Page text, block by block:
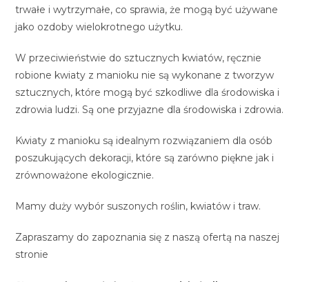
trwałe i wytrzymałe, co sprawia, że mogą być używane
jako ozdoby wielokrotnego użytku.
W przeciwieństwie do sztucznych kwiatów, ręcznie
robione kwiaty z manioku nie są wykonane z tworzyw
sztucznych, które mogą być szkodliwe dla środowiska i
zdrowia ludzi. Są one przyjazne dla środowiska i zdrowia.
Kwiaty z manioku są idealnym rozwiązaniem dla osób
poszukujących dekoracji, które są zarówno piękne jak i
zrównoważone ekologicznie.
Mamy duży wybór suszonych roślin, kwiatów i traw.
Zapraszamy do zapoznania się z naszą ofertą na naszej
stronie